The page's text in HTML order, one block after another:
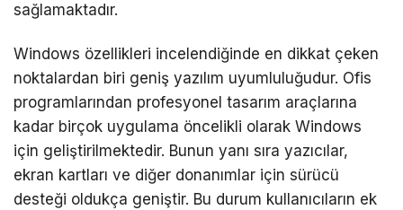
sağlamaktadır.
Windows özellikleri incelendiğinde en dikkat çeken
noktalardan biri geniş yazılım uyumluluğudur. Ofis
programlarından profesyonel tasarım araçlarına
kadar birçok uygulama öncelikli olarak Windows
için geliştirilmektedir. Bunun yanı sıra yazıcılar,
ekran kartları ve diğer donanımlar için sürücü
desteği oldukça geniştir. Bu durum kullanıcıların ek